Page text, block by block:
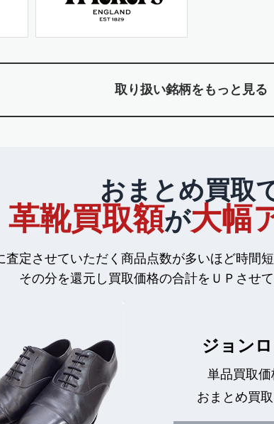
取り扱い銘柄をもっと見る
おまとめ買取
革靴買取額が大幅
査定させていただく商品点数が多いほど時間
その分を還元し買取価格の合計をＵＰさせ
ジョン
単品買取
おまとめ買